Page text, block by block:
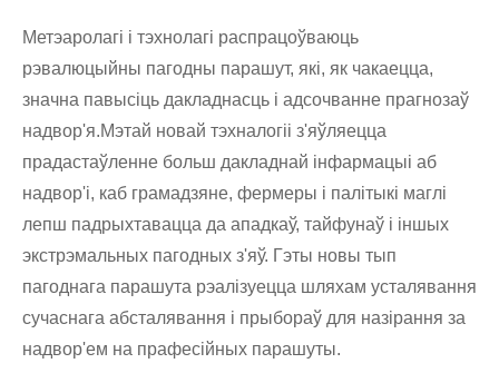
Метэаролагі і тэхнолагі распрацоўваюць
рэвалюцыйны пагодны парашут, які, як чакаецца,
значна павысіць дакладнасць і адсочванне прагнозаў
надвор'я.Мэтай новай тэхналогіі з'яўляецца
прадастаўленне больш дакладнай інфармацыі аб
надвор'і, каб грамадзяне, фермеры і палітыкі маглі
лепш падрыхтавацца да ападкаў, тайфунаў і іншых
экстрэмальных пагодных з'яў. Гэты новы тып
пагоднага парашута рэалізуецца шляхам усталявання
сучаснага абсталявання і прыбораў для назірання за
надвор'ем на прафесійных парашуты.